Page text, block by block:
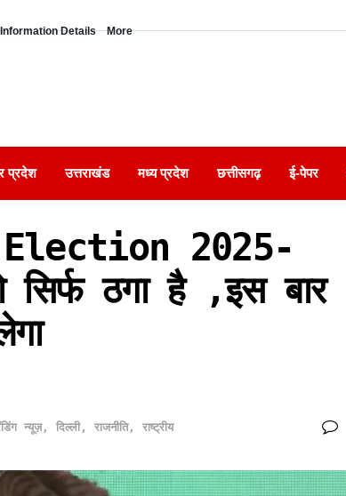
Details More
प्रदेश उत्तराखंड मध्य प्रदेश छत्तीसगढ़ ई-पेपर
2025-
ठगा है ,इस बार
न्यूज़, दिल्ली, राजनीति, राष्ट्रीय